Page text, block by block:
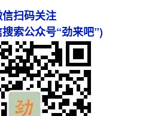
扫码关注
索公众号“劲来吧”)